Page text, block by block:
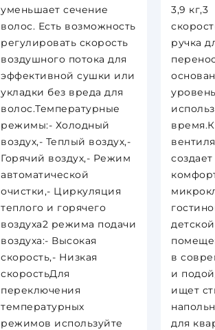
уменьшает сечение
волос. Есть возможность
регулировать скорость
воздушного потока для
эффективной сушки или
укладки без вреда для
волос.Температурные
режимы:- Холодный
воздух,- Теплый воздух,-
Горячий воздух,- Режим
автоматической
очистки,- Циркуляция
теплого и горячего
воздуха2 режима подачи
воздуха:- Высокая
скорость,- Низкая
скоростьДля
переключения
температурных
режимов используйте
3,9 кг,3
ручка
в
и
ищет
для